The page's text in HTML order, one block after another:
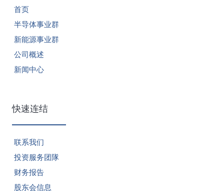
首页
半导体事业群
新能源事业群
公司概述
新闻中心
快速连结
联系我们
投资服务团隊
财务报告
股东会信息